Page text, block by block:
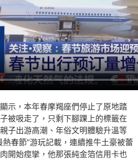
示，本年春摩羯座們停止了原地踏
被吸走了，只剩下腳踝上的標籤在
子出游高潮、年俗文明體驗升溫等
熱春節”游玩記載，連續推牛土豪被蕾
開始痙攣，他那張純金箔信用卡也